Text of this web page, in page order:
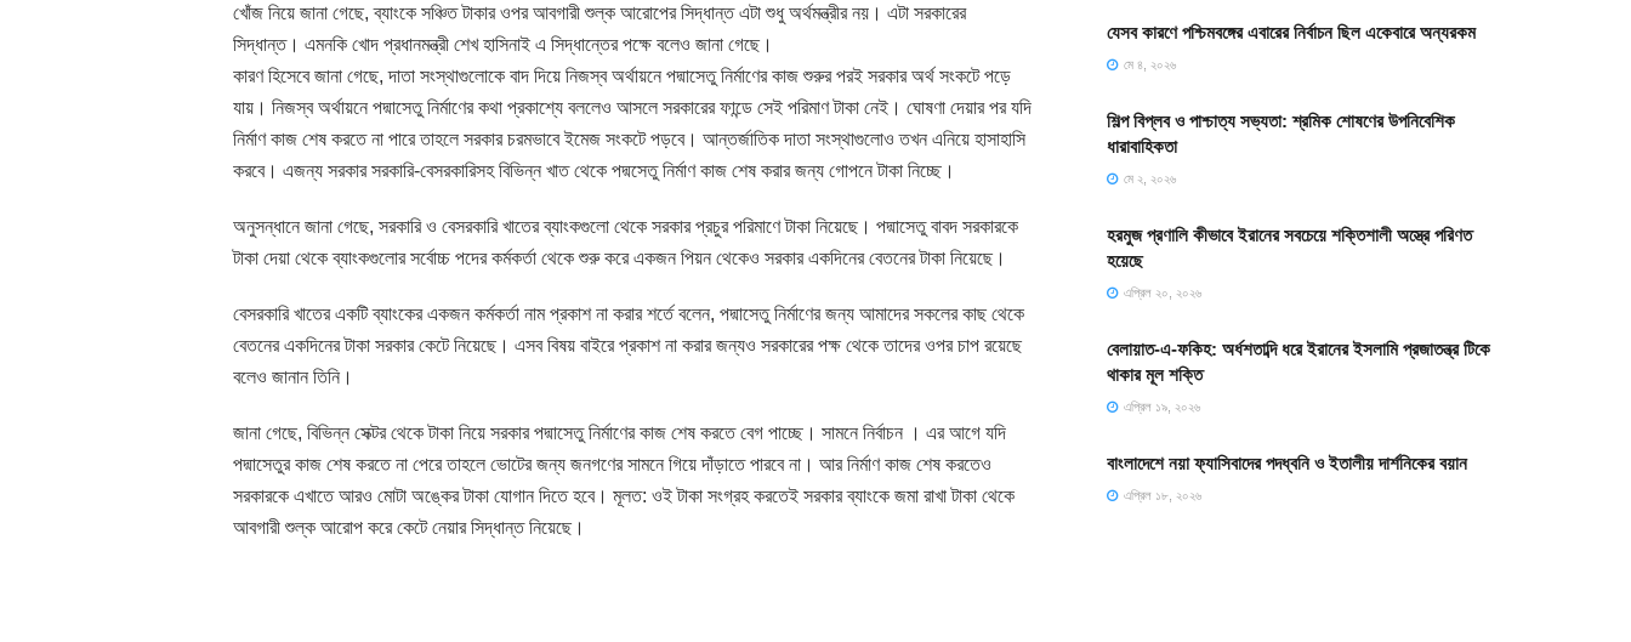
খোঁজ নিয়ে জানা গেছে, ব্যাংকে সঞ্চিত টাকার ওপর আবগারী শুল্ক আরোপের সিদ্ধান্ত এটা শুধু অর্থমন্ত্রীর নয়। এটা সরকারের
সিদ্ধান্ত। এমনকি খোদ প্রধানমন্ত্রী শেখ হাসিনাই এ সিদ্ধান্তের পক্ষে বলেও জানা গেছে।
কারণ হিসেবে জানা গেছে, দাতা সংস্থাগুলোকে বাদ দিয়ে নিজস্ব অর্থায়নে পদ্মাসেতু নির্মাণের কাজ শুরুর পরই সরকার অর্থ সংকটে পড়ে
যায়। নিজস্ব অর্থায়নে পদ্মাসেতু নির্মাণের কথা প্রকাশ্যে বললেও আসলে সরকারের ফান্ডে সেই পরিমাণ টাকা নেই। ঘোষণা দেয়ার পর যদি
নির্মাণ কাজ শেষ করতে না পারে তাহলে সরকার চরমভাবে ইমেজ সংকটে পড়বে। আন্তর্জাতিক দাতা সংস্থাগুলোও তখন এনিয়ে হাসাহাসি
করবে। এজন্য সরকার সরকারি-বেসরকারিসহ বিভিন্ন খাত থেকে পদ্মসেতু নির্মাণ কাজ শেষ করার জন্য গোপনে টাকা নিচ্ছে।
অনুসন্ধানে জানা গেছে, সরকারি ও বেসরকারি খাতের ব্যাংকগুলো থেকে সরকার প্রচুর পরিমাণে টাকা নিয়েছে। পদ্মাসেতু বাবদ সরকারকে
টাকা দেয়া থেকে ব্যাংকগুলোর সর্বোচ্চ পদের কর্মকর্তা থেকে শুরু করে একজন পিয়ন থেকেও সরকার একদিনের বেতনের টাকা নিয়েছে।
বেসরকারি খাতের একটি ব্যাংকের একজন কর্মকর্তা নাম প্রকাশ না করার শর্তে বলেন, পদ্মাসেতু নির্মাণের জন্য আমাদের সকলের কাছ থেকে
বেতনের একদিনের টাকা সরকার কেটে নিয়েছে। এসব বিষয় বাইরে প্রকাশ না করার জন্যও সরকারের পক্ষ থেকে তাদের ওপর চাপ রয়েছে
বলেও জানান তিনি।
জানা গেছে, বিভিন্ন সেক্টর থেকে টাকা নিয়ে সরকার পদ্মাসেতু নির্মাণের কাজ শেষ করতে বেগ পাচ্ছে। সামনে নির্বাচন । এর আগে যদি
পদ্মাসেতুর কাজ শেষ করতে না পেরে তাহলে ভোটের জন্য জনগণের সামনে গিয়ে দাঁড়াতে পারবে না। আর নির্মাণ কাজ শেষ করতেও
সরকারকে এখাতে আরও মোটা অঙ্কের টাকা যোগান দিতে হবে। মূলত: ওই টাকা সংগ্রহ করতেই সরকার ব্যাংকে জমা রাখা টাকা থেকে
আবগারী শুল্ক আরোপ করে কেটে নেয়ার সিদ্ধান্ত নিয়েছে।
যেসব কারণে পশ্চিমবঙ্গের এবারের নির্বাচন ছিল একেবারে অন্যরকম
মে ৪, ২০২৬
শিল্প বিপ্লব ও পাশ্চাত্য সভ্যতা: শ্রমিক শোষণের উপনিবেশিক
ধারাবাহিকতা
মে ২, ২০২৬
হরমুজ প্রণালি কীভাবে ইরানের সবচেয়ে শক্তিশালী অস্ত্রে পরিণত
হয়েছে
এপ্রিল ২০, ২০২৬
বেলায়াত-এ-ফকিহ: অর্ধশতাব্দি ধরে ইরানের ইসলামি প্রজাতন্ত্র টিকে
থাকার মূল শক্তি
এপ্রিল ১৯, ২০২৬
বাংলাদেশে নয়া ফ্যাসিবাদের পদধ্বনি ও ইতালীয় দার্শনিকের বয়ান
এপ্রিল ১৮, ২০২৬